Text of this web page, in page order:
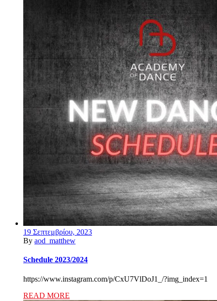
19 Σεπτεμβρίου, 2023
By aod_matthew
Schedule 2023/2024
https://www.instagram.com/p/CxU7VlDoJ1_/?img_index=1
READ MORE